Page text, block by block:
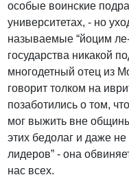
особые воинские
университетах, - но
называемые “йоцим
государства никакой
многодетный отец из
говорит толком на
позаботились о том,
мог выжить вне
этих бедолаг и даже
лидеров” - она
нас всех.